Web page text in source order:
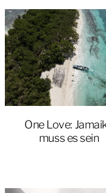
One Love:
muss es sein